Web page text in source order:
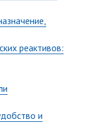
реактивов:
и